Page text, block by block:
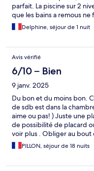
parfait. La piscine sur 2
que les bains a remous
Delphine, séjour de 1 nuit
Avis vérifié
6/10 – Bien
9 janv. 2025
Du bon et du moins bon.
de sdb est dans la
aime ou pas! ) Juste une
de possibilité de placard
voir plus . Obliger au bout
vasque sinon on ne se
le bar, chaise longue ect …
PILLON, séjour de 18 nuits